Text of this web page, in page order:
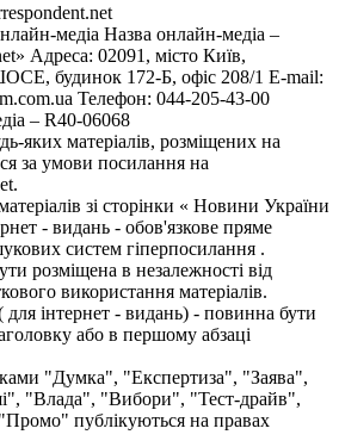
медіа Назва онлайн-медіа –
Адреса: 02091, місто Київ,
будинок 172-Б, офіс 208/1 E-mail:
Телефон: 044-205-43-00
– R40-06068
яких матеріалів, розміщених на
за умови посилання на
зі сторінки « Новини України
- видань - обов'язкове пряме
систем гіперпосилання .
розміщена в незалежності від
використання матеріалів.
для інтернет - видань) - повинна бути
або в першому абзаці
"Думка", "Експертиза", "Заява",
"Влада", "Вибори", "Тест-драйв",
публікуються на правах